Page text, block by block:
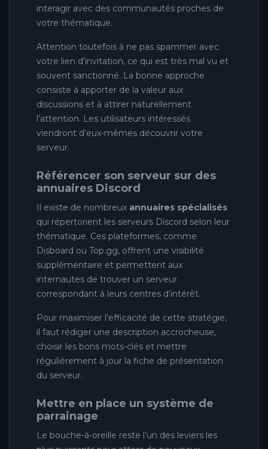
interagir avec des communautés proches de
votre thématique.
Attention toutefois à ne pas spammer avec
votre lien d’invitation, ce qui est très mal vu et
souvent sanctionné. La bonne approche
consiste à apporter de la valeur aux
discussions et à attirer naturellement
l’attention. Les utilisateurs intéressés
viendront d’eux-mêmes découvrir votre
serveur.
Référencer son serveur sur des
annuaires Discord
Il existe de nombreux annuaires spécialisés
qui répertorient les serveurs Discord selon leur
thématique. Ces plateformes, comme
Disboard ou Top.gg, offrent une visibilité
supplémentaire et permettent aux
internautes de trouver un serveur
correspondant à leurs centres d’intérêt.
Pour maximiser l’efficacité de cette stratégie,
il faut rédiger une description accrocheuse,
choisir les bons mots-clés et mettre
régulièrement à jour la fiche de présentation
du serveur.
Mettre en place un système de
parrainage
Le bouche-à-oreille reste l’un des leviers les